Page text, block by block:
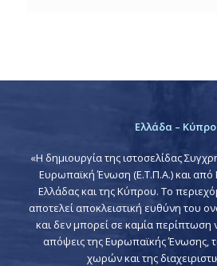
Ελλάδα –
«Η δημιουργία της ιστοσελίδας
Ευρωπαϊκή Ένωση (Ε.Τ.Π.Α.) και από
Ελλάδας και της Κύπρου. Το
αποτελεί αποκλειστική ευθύνη του
και δεν μπορεί σε καμία περίπτωση
απόψεις της Ευρωπαϊκής Ένωσης,
χωρών και της